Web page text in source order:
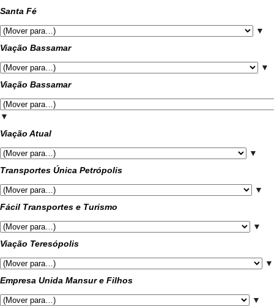
Santa Fé
▼
Viação Bassamar
▼
Viação Bassamar
▼
Viação Atual
▼
Transportes Única Petrópolis
▼
Fácil Transportes e Turismo
▼
Viação Teresópolis
▼
Empresa Unida Mansur e Filhos
▼